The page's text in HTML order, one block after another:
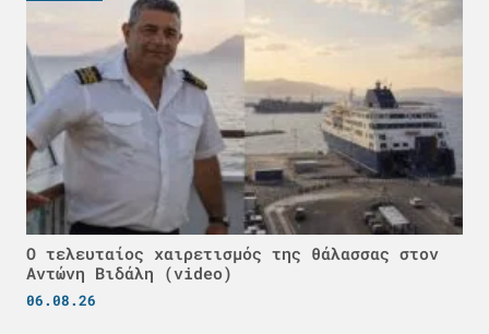
Ο τελευταίος χαιρετισμός της θάλασσας στον
Αντώνη Βιδάλη (video)
06.08.26